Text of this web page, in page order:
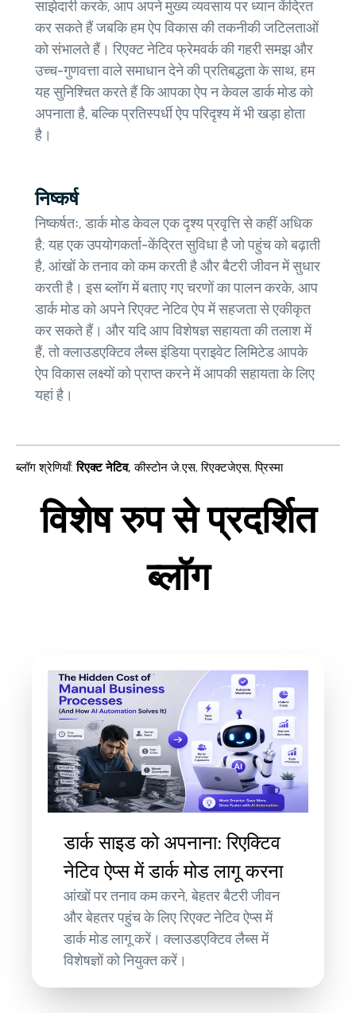
साझेदारी करके, आप अपने मुख्य व्यवसाय पर ध्यान केंद्रित
कर सकते हैं जबकि हम ऐप विकास की तकनीकी जटिलताओं
को संभालते हैं। रिएक्ट नेटिव फ्रेमवर्क की गहरी समझ और
उच्च-गुणवत्ता वाले समाधान देने की प्रतिबद्धता के साथ, हम
यह सुनिश्चित करते हैं कि आपका ऐप न केवल डार्क मोड को
अपनाता है, बल्कि प्रतिस्पर्धी ऐप परिदृश्य में भी खड़ा होता
है।
निष्कर्ष
निष्कर्षतः, डार्क मोड केवल एक दृश्य प्रवृत्ति से कहीं अधिक
है; यह एक उपयोगकर्ता-केंद्रित सुविधा है जो पहुंच को बढ़ाती
है, आंखों के तनाव को कम करती है और बैटरी जीवन में सुधार
करती है। इस ब्लॉग में बताए गए चरणों का पालन करके, आप
डार्क मोड को अपने रिएक्ट नेटिव ऐप में सहजता से एकीकृत
कर सकते हैं। और यदि आप विशेषज्ञ सहायता की तलाश में
हैं, तो क्लाउडएक्टिव लैब्स इंडिया प्राइवेट लिमिटेड आपके
ऐप विकास लक्ष्यों को प्राप्त करने में आपकी सहायता के लिए
यहां है।
ब्लॉग श्रेणियाँ: रिएक्ट नेटिव, कीस्टोन जे.एस,रिएक्टजेएस,प्रिस्मा
विशेष रुप से प्रदर्शित
ब्लॉग
डार्क साइड को अपनाना: रिएक्टिव
नेटिव ऐप्स में डार्क मोड लागू करना
आंखों पर तनाव कम करने, बेहतर बैटरी जीवन
और बेहतर पहुंच के लिए रिएक्ट नेटिव ऐप्स में
डार्क मोड लागू करें। क्लाउडएक्टिव लैब्स में
विशेषज्ञों को नियुक्त करें।